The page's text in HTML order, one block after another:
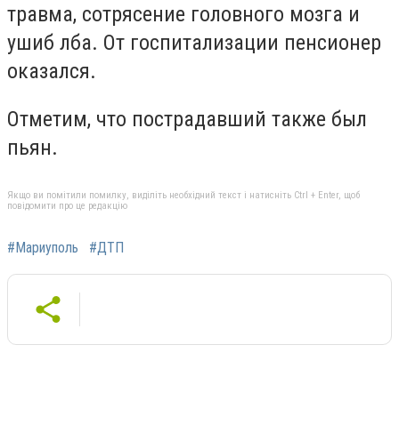
травма, сотрясение головного мозга и
ушиб лба. От госпитализации пенсионер
оказался.
Отметим, что пострадавший также был
пьян.
Якщо ви помітили помилку, виділіть необхідний текст і натисніть Ctrl + Enter, щоб
повідомити про це редакцію
#Мариуполь #ДТП